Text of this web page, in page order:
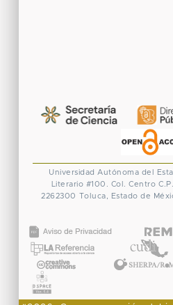
Universidad Autónoma del
Literario #100. Col. Centro
2262300 Toluca, Estado de